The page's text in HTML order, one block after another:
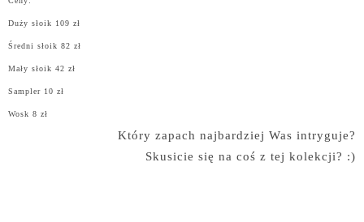
Duży słoik 109 zł
Średni słoik 82 zł
Mały słoik 42 zł
Sampler 10 zł
Wosk 8 zł
Który zapach najbardziej Was intryguje?
Skusicie się na coś z tej kolekcji? :)